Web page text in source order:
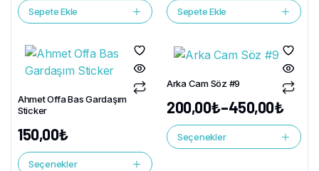
Sepete Ekle Sepete Ekle
Ahmet Offa Bas Gardaşım
Sticker
150,00₺
Seçenekler
Arka Cam Söz #9
200,00₺–450,00₺
Seçenekler